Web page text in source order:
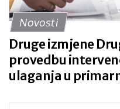
Novosti
Druge izmjene
provedbu
ulaganja u